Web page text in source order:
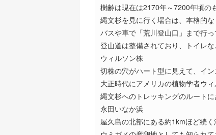
樹齢は現在は2170年～7200年頃の
縄文杉を見に行く場合は、本格的
バスや車で「荒川登山口」まで行
登山道は整備されており、トイレ
ウィルソン株
切株の穴がハート型に見えて、イ
大正時代にアメリカの植物学者ウ
縄文杉へのトレッキングのルートに
永田いなか浜
屋久島の北部にある約1kmほど続